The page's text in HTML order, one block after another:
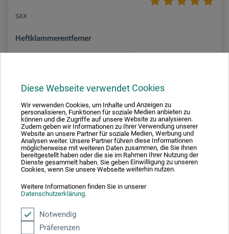
Diese Webseite verwendet Cookies
Wir verwenden Cookies, um Inhalte und Anzeigen zu
personalisieren, Funktionen für soziale Medien anbieten zu
können und die Zugriffe auf unsere Website zu analysieren.
Zudem geben wir Informationen zu Ihrer Verwendung unserer
Website an unsere Partner für soziale Medien, Werbung und
Analysen weiter. Unsere Partner führen diese Informationen
möglicherweise mit weiteren Daten zusammen, die Sie ihnen
bereitgestellt haben oder die sie im Rahmen Ihrer Nutzung der
Dienste gesammelt haben. Sie geben Einwilligung zu unseren
Cookies, wenn Sie unsere Webseite weiterhin nutzen.
Weitere Informationen finden Sie in unserer
Datenschutzerklärung.
Notwendig
Präferenzen
SAX
Heftklammerentferner
zzgl. Versandkosten